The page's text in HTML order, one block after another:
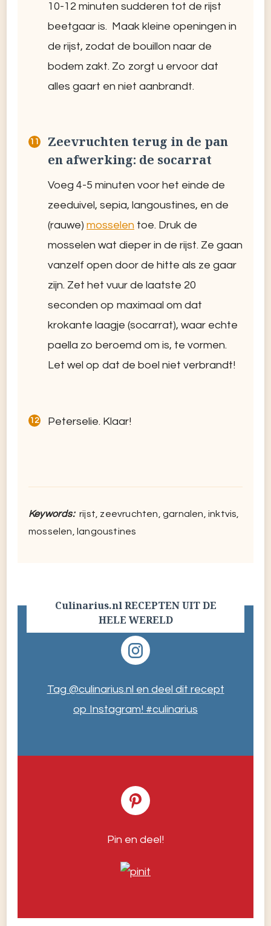
10-12 minuten sudderen tot de rijst
beetgaar is. Maak kleine openingen in
de rijst, zodat de bouillon naar de
bodem zakt. Zo zorgt u ervoor dat
alles gaart en niet aanbrandt.
Zeevruchten terug in de pan
en afwerking: de socarrat
Voeg 4-5 minuten voor het einde de
zeeduivel, sepia, langoustines, en de
(rauwe) mosselen toe. Druk de
mosselen wat dieper in de rijst. Ze gaan
vanzelf open door de hitte als ze gaar
zijn. Zet het vuur de laatste 20
seconden op maximaal om dat
krokante laagje (socarrat), waar echte
paella zo beroemd om is, te vormen.
Let wel op dat de boel niet verbrandt!
Peterselie. Klaar!
Keywords: rijst, zeevruchten, garnalen, inktvis,
mosselen, langoustines
Culinarius.nl RECEPTEN UIT DE
HELE WERELD
Tag @culinarius.nl en deel dit recept
op Instagram! #culinarius
Pin en deel!